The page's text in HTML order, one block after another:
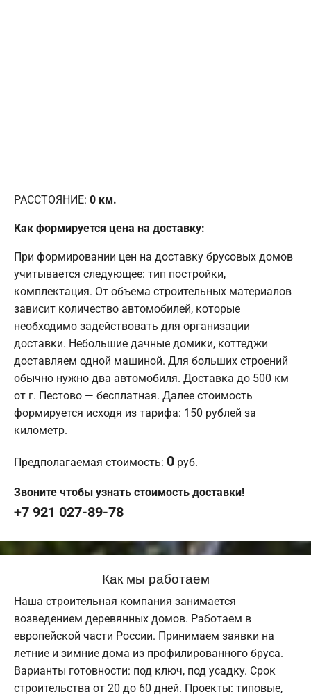
РАССТОЯНИЕ: 0 км.
Как формируется цена на доставку:
При формировании цен на доставку брусовых домов
учитывается следующее: тип постройки,
комплектация. От объема строительных материалов
зависит количество автомобилей, которые
необходимо задействовать для организации
доставки. Небольшие дачные домики, коттеджи
доставляем одной машиной. Для больших строений
обычно нужно два автомобиля. Доставка до 500 км
от г. Пестово — бесплатная. Далее стоимость
формируется исходя из тарифа: 150 рублей за
километр.
Предполагаемая стоимость: 0 руб.
Звоните чтобы узнать стоимость доставки!
+7 921 027-89-78
Как мы работаем
Наша строительная компания занимается
возведением деревянных домов. Работаем в
европейской части России. Принимаем заявки на
летние и зимние дома из профилированного бруса.
Варианты готовности: под ключ, под усадку. Срок
строительства от 20 до 60 дней. Проекты: типовые,